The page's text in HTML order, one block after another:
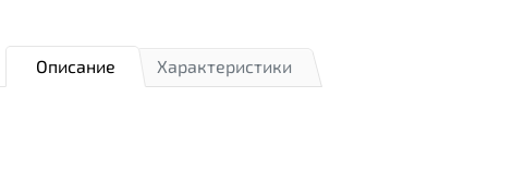
Характеристики
Описание